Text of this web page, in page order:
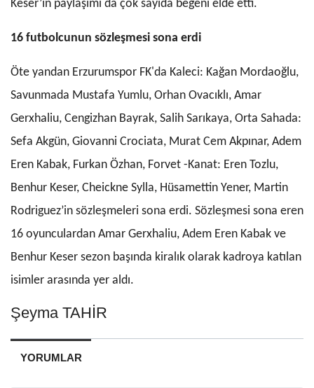
Keser’in paylaşımı da çok sayıda beğeni elde etti.
16 futbolcunun sözleşmesi sona erdi
Öte yandan Erzurumspor FK'da Kaleci: Kağan Mordaoğlu,
Savunmada Mustafa Yumlu, Orhan Ovacıklı, Amar
Gerxhaliu, Cengizhan Bayrak, Salih Sarıkaya, Orta Sahada:
Sefa Akgün, Giovanni Crociata, Murat Cem Akpınar, Adem
Eren Kabak, Furkan Özhan, Forvet -Kanat: Eren Tozlu,
Benhur Keser, Cheickne Sylla, Hüsamettin Yener, Martin
Rodriguez’in sözleşmeleri sona erdi. Sözleşmesi sona eren
16 oyunculardan Amar Gerxhaliu, Adem Eren Kabak ve
Benhur Keser sezon başında kiralık olarak kadroya katılan
isimler arasında yer aldı.
Şeyma TAHİR
YORUMLAR